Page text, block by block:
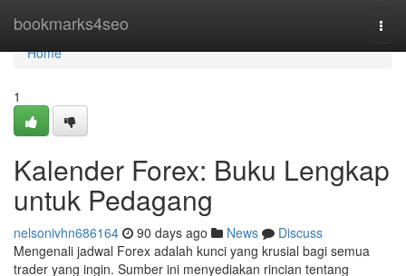
bookmarks4seo
Home
Home
1
Kalender Forex: Buku Lengkap
untuk Pedagang
nelsonivhn686164 90 days ago News
Discuss
Mengenali jadwal Forex adalah kunci yang krusial bagi semua
trader yang ingin. Sumber ini menyediakan rincian tentang